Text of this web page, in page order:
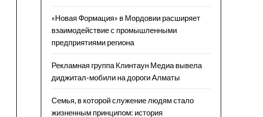
«Новая Формация» в Мордовии расширяет
взаимодействие с промышленными
предприятиями региона
Рекламная группа Клинтаун Медиа вывела
диджитал-мобили на дороги Алматы
Семья, в которой служение людям стало
жизненным принципом: история